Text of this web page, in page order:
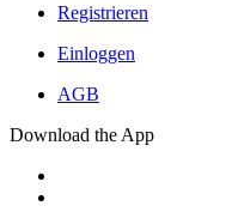
Registrieren
Einloggen
AGB
Download the App